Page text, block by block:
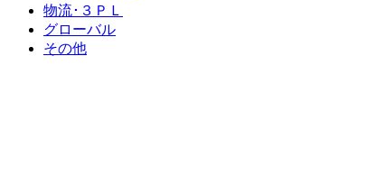
物流･３ＰＬ
グローバル
その他